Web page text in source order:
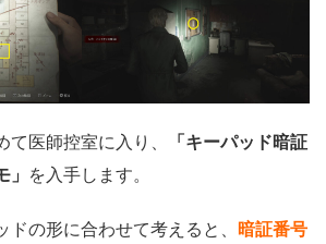
て医師控室に入り、
「キーパッド暗証
を入手します。
ドの形に合わせて考えると、 暗証番号